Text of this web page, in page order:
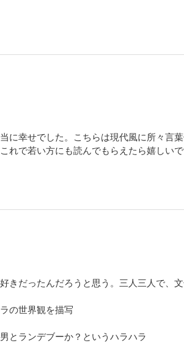
に幸せでした。こちらは現代風に所々言
で若い方にも読んでもらえたら嬉しいで
きだったんだろうと思う。三人三人で、文
の世界観を描写
とランデブーか？というハラハラ